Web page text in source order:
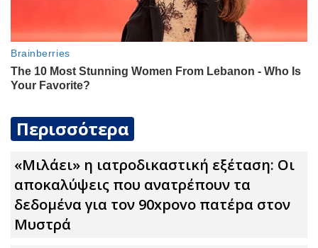
Περισσότερα
«Μιλάει» η ιατροδικαστική εξέταση: Οι
αποκαλύψεις που ανατρέπουν τα
δεδομένα για τον 90xpovo πατέpα στον
Μυστρά